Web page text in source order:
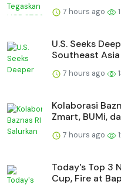
7 hours ago
U.S. Seeks
Southeast Asia
7 hours ago
Kolaborasi
Zmart, BUMi,
7 hours ago
Today's Top 3
Cup, Fire at